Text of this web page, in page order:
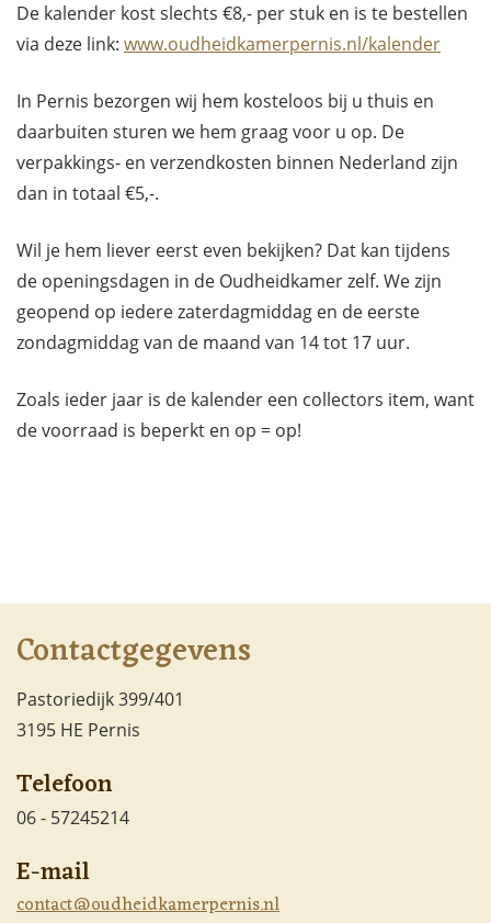
De kalender kost slechts €8,- per stuk en is te bestellen
via deze link: www.oudheidkamerpernis.nl/kalender
In Pernis bezorgen wij hem kosteloos bij u thuis en
daarbuiten sturen we hem graag voor u op. De
verpakkings- en verzendkosten binnen Nederland zijn
dan in totaal €5,-.
Wil je hem liever eerst even bekijken? Dat kan tijdens
de openingsdagen in de Oudheidkamer zelf. We zijn
geopend op iedere zaterdagmiddag en de eerste
zondagmiddag van de maand van 14 tot 17 uur.
Zoals ieder jaar is de kalender een collectors item, want
de voorraad is beperkt en op = op!
Contactgegevens
Pastoriedijk 399/401
3195 HE Pernis
Telefoon
06 - 57245214
E-mail
contact@oudheidkamerpernis.nl